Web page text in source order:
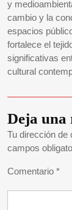
y
cambio y la
espacios
fortalece el
significativas
cultural
Deja una
Tu dirección de
campos
Comentario *